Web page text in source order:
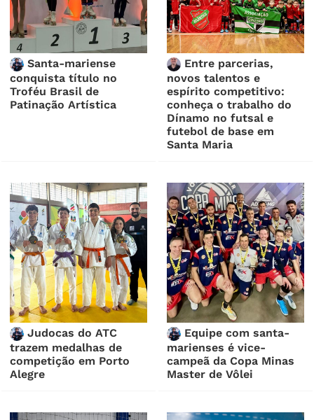
Santa-mariense
conquista título no
Troféu Brasil de
Patinação Artística
Entre parcerias,
novos talentos e
espírito competitivo:
conheça o trabalho do
Dínamo no futsal e
futebol de base em
Santa Maria
Judocas do ATC
trazem medalhas de
competição em Porto
Alegre
Equipe com santa-
marienses é vice-
campeã da Copa Minas
Master de Vôlei